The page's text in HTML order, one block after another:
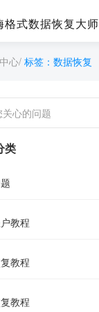
格式数据恢复大师
心/ 标签：数据恢复
类
教程
教程
教程